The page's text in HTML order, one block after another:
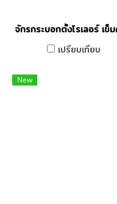
จักรกระบอกตั้งโรเลอร์ เข็
เปรียบเทียบ
New